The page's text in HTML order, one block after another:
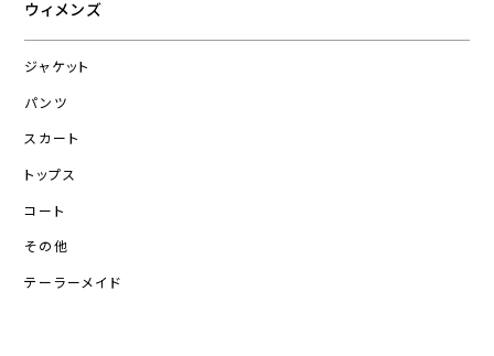
ウィメンズ
ジャケット
パンツ
スカート
トップス
コート
その他
テーラーメイド